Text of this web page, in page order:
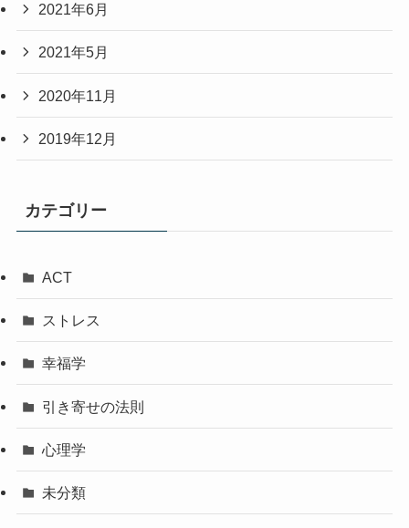
2021年6月
2021年5月
2020年11月
2019年12月
カテゴリー
ACT
ストレス
幸福学
引き寄せの法則
心理学
未分類